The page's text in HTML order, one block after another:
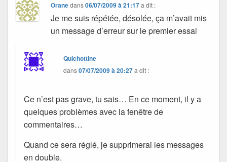
Oranedans06/07/2009 à 21:17 a dit :
Je me suis répétée, désolée, ça m’avait mis
un message d’erreur sur le premier essai
Quichottine
dans07/07/2009 à 20:27a dit :
Ce n’est pas grave, tu sais… En ce moment, il y a
quelques problèmes avec la fenêtre de
commentaires…
Quand ce sera réglé, je supprimerai les messages
en double.